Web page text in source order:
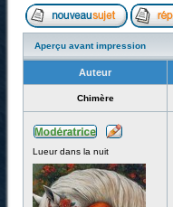
Aperçu avant impression
Auteur
Chimère
Lueur dans la nuit